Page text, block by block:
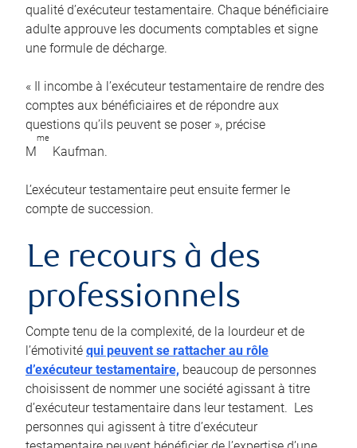
qualité d’exécuteur testamentaire. Chaque bénéficiaire
adulte approuve les documents comptables et signe
une formule de décharge.
« Il incombe à l’exécuteur testamentaire de rendre des
comptes aux bénéficiaires et de répondre aux
questions qu’ils peuvent se poser », précise
M
me
Kaufman.
L’exécuteur testamentaire peut ensuite fermer le
compte de succession.
Le recours à des
professionnels
Compte tenu de la complexité, de la lourdeur et de
l’émotivité qui peuvent se rattacher au rôle
d’exécuteur testamentaire, beaucoup de personnes
choisissent de nommer une société agissant à titre
d’exécuteur testamentaire dans leur testament. Les
personnes qui agissent à titre d’exécuteur